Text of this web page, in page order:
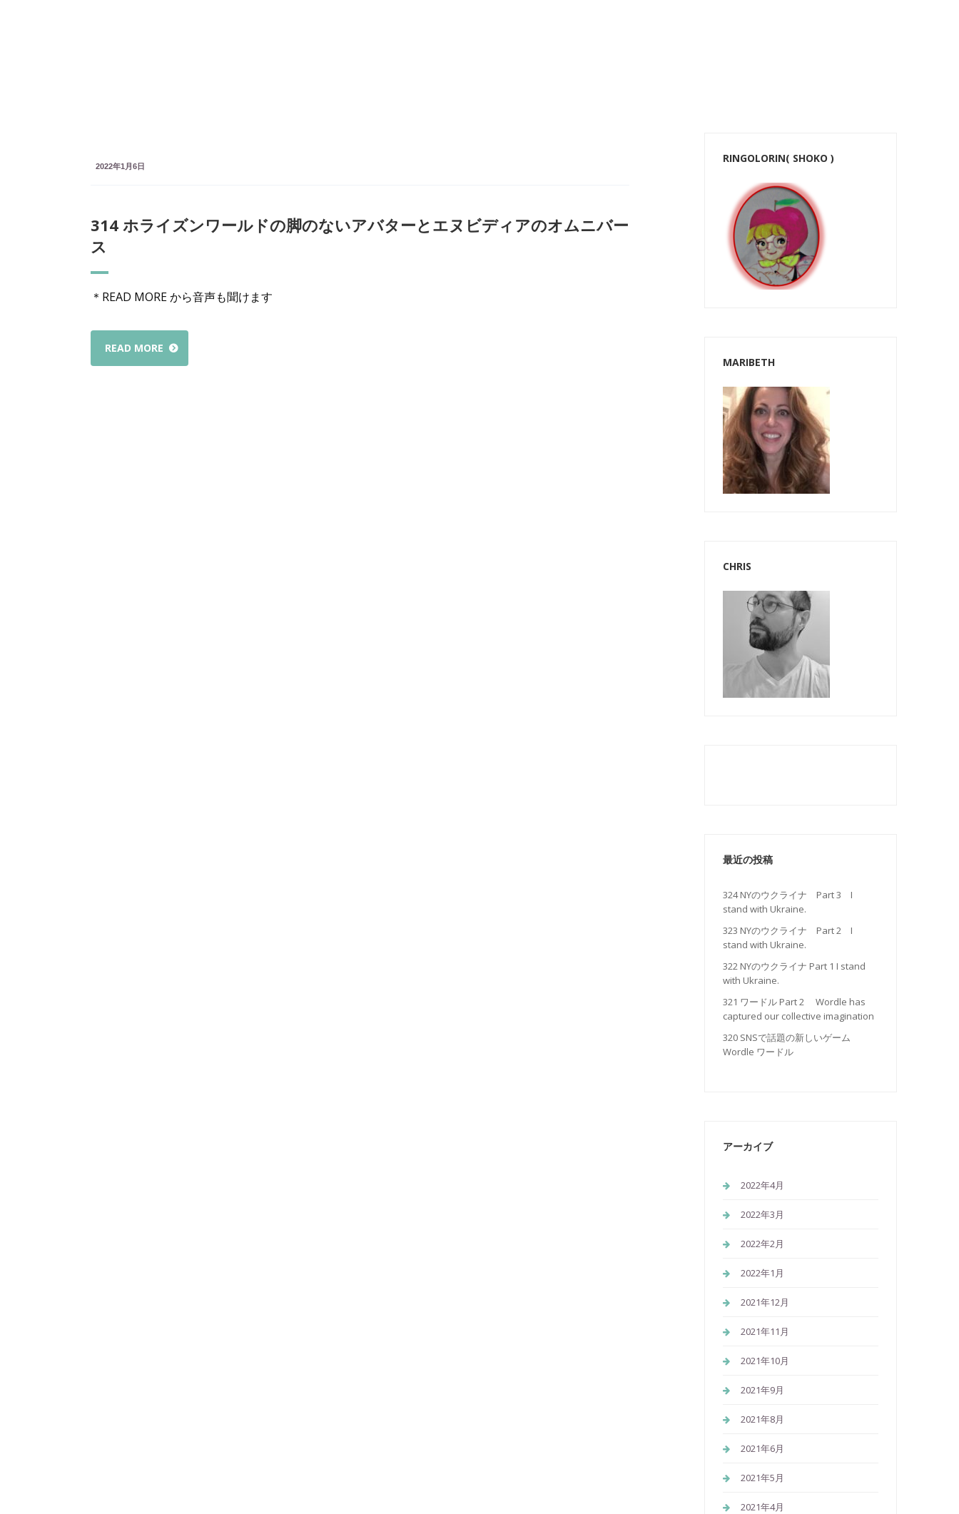
2022年1月6日
314 ホライズンワールドの脚のないアバターとエヌビディアのオムニバー
ス
＊READ MORE から音声も聞けます
READ MORE
RINGOLORIN( SHOKO )
MARIBETH
CHRIS
最近の投稿
324 NYのウクライナ Part 3 I
stand with Ukraine.
323 NYのウクライナ Part 2 I
stand with Ukraine.
322 NYのウクライナ Part 1 I stand
with Ukraine.
321 ワードル Part 2 Wordle has
captured our collective imagination
320 SNSで話題の新しいゲーム
Wordle ワードル
アーカイブ
2022年4月
2022年3月
2022年2月
2022年1月
2021年12月
2021年11月
2021年10月
2021年9月
2021年8月
2021年6月
2021年5月
2021年4月